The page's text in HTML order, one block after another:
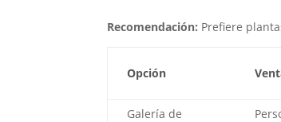
Recomendación: Prefiere
Opción
Galería de